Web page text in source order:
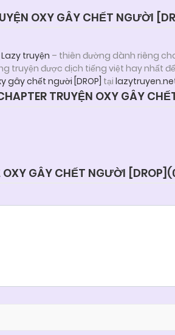
OXY GÂY CHẾT NGƯỜI
Lazy truyện – thiên đường dành riêng
truyện được dịch tiếng việt hay nhất
gây chết người [DROP] tại
TRUYỆN OXY GÂY
OXY GÂY CHẾT NGƯỜI [DROP](